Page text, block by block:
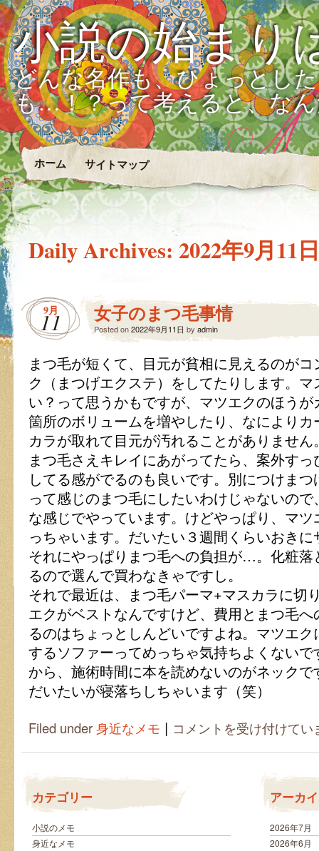
小説の始まり
どんな名作も、ひょっとし
も…！？って考えると、な
ホーム サイトマップ
Daily Archives:2022年9月11日
9月
11 女子のまつ毛事情
Posted on2022年9月11日 by admin
まつ毛が短くて、目元が貧相に見えるのが
ク（まつげエクステ）をしてたりします。
い？って思うかもですが、マツエクのほう
箇所のボリュームを増やしたり、なにより
カラが取れて目元が汚れることがありません
まつ毛さえキレイにあがってたら、案外す
してる感がでるのも良いです。別につけま
って感じのまつ毛にしたいわけじゃないの
な感じでやっています。けどやっぱり、マ
っちゃいます。だいたい３週間くらいおき
それにやっぱりまつ毛への負担が…。化粧落
るので選んで買わなきゃですし。
それで最近は、まつ毛パーマ+マスカラに切
エクがベストなんですけど、費用とまつ毛
るのはちょっとしんどいですよね。マツエ
するソファーってめっちゃ気持ちよくない
から、施術時間に本を読めないのがネック
だいたいが寝落ちしちゃいます（笑）
Filed under身近なメモ |
女
子
毛
事
コメントを受け付けてい
カテゴリー
小説のメモ
身近なメモ
アーカ
2026年7月
2026年6月